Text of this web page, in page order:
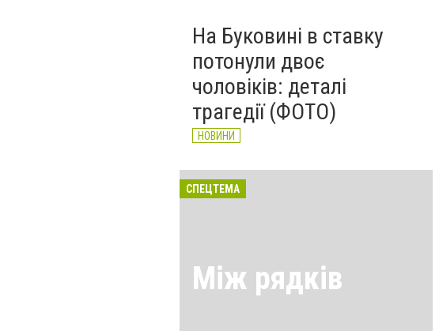
На Буковині в ставку
потонули двоє
чоловіків: деталі
трагедії (ФОТО)
НОВИНИ
СПЕЦТЕМА
Між рядків